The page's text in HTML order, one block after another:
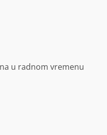
u radnom vremenu